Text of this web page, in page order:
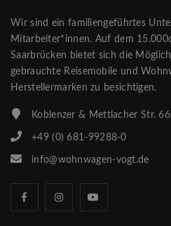
Wir sind ein familiengeführtes
Mitarbeiter*innen. Auf dem
Saarbrücken bietet sich die
gebrauchte Reisemobile und
Herstellermarken zu besichtigen.
Koblenzer & Mettlacher Str.
+49 (0) 681-99288-0
info@wohnwagen-vogt.de